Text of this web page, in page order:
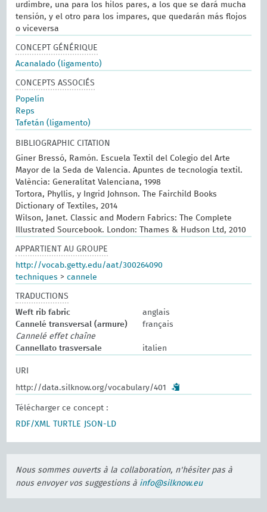
urdimbre, una para los hilos pares, a los que se dará mucha
tensión, y el otro para los impares, que quedarán más flojos
o viceversa
CONCEPT GÉNÉRIQUE
Acanalado (ligamento)
CONCEPTS ASSOCIÉS
Popelín
Reps
Tafetán (ligamento)
BIBLIOGRAPHIC CITATION
Giner Bressó, Ramón. Escuela Textil del Colegio del Arte
Mayor de la Seda de Valencia. Apuntes de tecnología textil.
València: Generalitat Valenciana, 1998
Tortora, Phyllis, y Ingrid Johnson. The Fairchild Books
Dictionary of Textiles, 2014
Wilson, Janet. Classic and Modern Fabrics: The Complete
Illustrated Sourcebook. London: Thames & Hudson Ltd, 2010
APPARTIENT AU GROUPE
http://vocab.getty.edu/aat/300264090
techniques >cannele
TRADUCTIONS
Weft rib fabric
anglais
Cannelé transversal (armure)
français
Cannelé effet chaîne
Cannellato trasversale
italien
URI
http://data.silknow.org/vocabulary/401
Télécharger ce concept :
RDF/XML
TURTLE JSON-LD
Nous sommes ouverts à la collaboration, n'hésiter pas à
nous envoyer vos suggestions à info@silknow.eu